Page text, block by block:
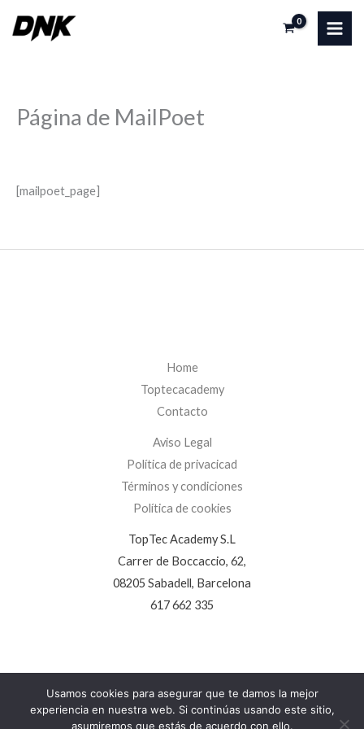
Página de MailPoet
[mailpoet_page]
Home
Toptecacademy
Contacto
Aviso Legal
Política de privacicad
Términos y condiciones
Política de cookies
TopTec Academy S.L
Carrer de Boccaccio, 62,
08205 Sabadell, Barcelona
617 662 335
Copyright © 2026 TopTec Academy S.L.
Usamos cookies para asegurar que te damos la mejor
experiencia en nuestra web. Si continúas usando este sitio,
asumiremos que estás de acuerdo con ello.